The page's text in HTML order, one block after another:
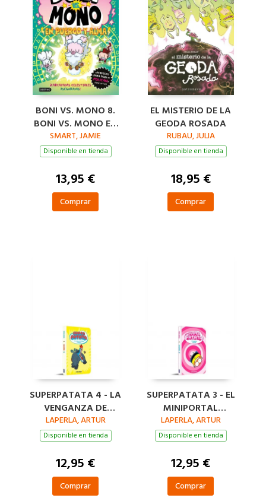
BONI VS. MONO 8.
BONI VS. MONO EN
PUERCO Y ALMA
SMART, JAMIE
Disponible en tienda
13,95 €
Comprar
EL MISTERIO DE LA
GEODA ROSADA
RUBAU, JULIA
Disponible en tienda
18,95 €
Comprar
SUPERPATATA 4 - LA
VENGANZA DE
MALICIA LA
MALIGNA
LAPERLA, ARTUR
Disponible en tienda
12,95 €
Comprar
SUPERPATATA 3 - EL
MINIPORTAL
TEMPORAL
LAPERLA, ARTUR
Disponible en tienda
12,95 €
Comprar